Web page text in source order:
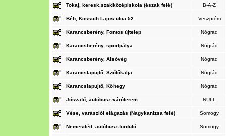
Tokaj, keresk.szakközépiskola (észak felé) B-A-Z
Béb, Kossuth Lajos utca 52. Veszprém
Karancsberény, Fontos újtelep Nógrád
Karancsberény, sportpálya Nógrád
Karancsberény, Alsóvég Nógrád
Karancslapujtő, Szőlőkalja Nógrád
Karancslapujtő, Kőhegy Nógrád
Jósvafő, autóbusz-váróterem NULL
Vése, varászlói elágazás (Nagykanizsa felé) Somogy
Nemesdéd, autóbusz-forduló Somogy